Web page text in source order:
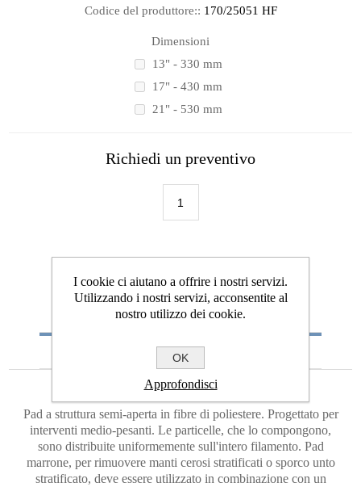
Codice del produttore:: 170/25051 HF
Dimensioni
13" - 330 mm
17" - 430 mm
21" - 530 mm
Richiedi un preventivo
DESCRIZIONE
RICHIEDI PREVENTIVO
Pad a struttura semi-aperta in fibre di poliestere. Progettato per
interventi medio-pesanti. Le particelle, che lo compongono,
sono distribuite uniformemente sull'intero filamento. Pad
marrone, per rimuovere manti cerosi stratificati o sporco unto
stratificato, deve essere utilizzato in combinazione con un
I cookie ci aiutano a offrire i nostri servizi.
Utilizzando i nostri servizi, acconsentite al
nostro utilizzo dei cookie.
OK
Approfondisci